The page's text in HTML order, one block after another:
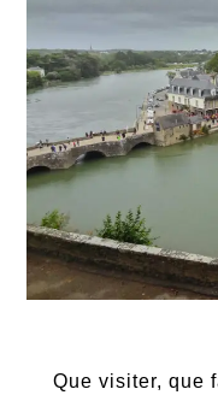
Que visiter, que